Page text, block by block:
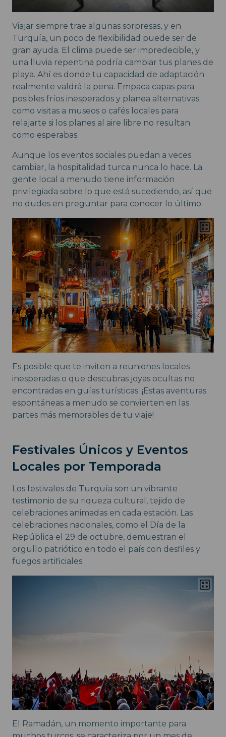
Viajar siempre trae algunas sorpresas, y en
Turquía, un poco de flexibilidad puede ser de
gran ayuda. El clima puede ser impredecible, y
una lluvia repentina podría cambiar tus planes de
playa. Ahí es donde tu capacidad de adaptación
realmente valdrá la pena. Empaca capas para
posibles fríos inesperados y planea alternativas
como visitas a museos o cafés locales para
relajarte si los planes al aire libre no resultan
como esperabas.
Aunque los eventos sociales puedan a veces
cambiar, la hospitalidad turca nunca lo hace. La
gente local a menudo tiene información
privilegiada sobre lo que está sucediendo, así que
no dudes en preguntar para conocer lo último.
Es posible que te inviten a reuniones locales
inesperadas o que descubras joyas ocultas no
encontradas en guías turísticas. ¡Estas aventuras
espontáneas a menudo se convierten en las
partes más memorables de tu viaje!
Festivales Únicos y Eventos
Locales por Temporada
Los festivales de Turquía son un vibrante
testimonio de su riqueza cultural, tejido de
celebraciones animadas en cada estación. Las
celebraciones nacionales, como el Día de la
República el 29 de octubre, demuestran el
orgullo patriótico en todo el país con desfiles y
fuegos artificiales.
El Ramadán, un momento importante para